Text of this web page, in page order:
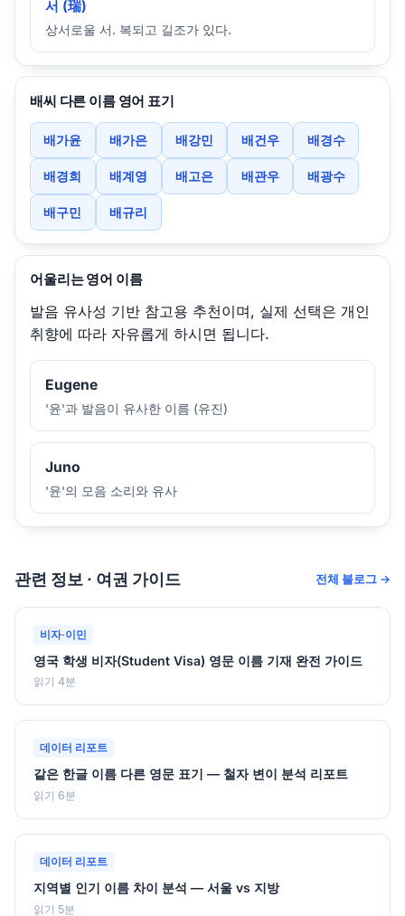
서 (瑞)
상서로울 서. 복되고 길조가 있다.
배씨 다른 이름 영어 표기
배가윤 배가은 배강민 배건우 배경수
배경희 배계영 배고은 배관우 배광수
배구민 배규리
어울리는 영어 이름
발음 유사성 기반 참고용 추천이며, 실제 선택은 개인
취향에 따라 자유롭게 하시면 됩니다.
Eugene
'윤'과 발음이 유사한 이름 (유진)
Juno
'윤'의 모음 소리와 유사
관련 정보 · 여권 가이드 전체 블로그 →
비자·이민
영국 학생 비자(Student Visa) 영문 이름 기재 완전 가이드
읽기 4분
데이터 리포트
같은 한글 이름 다른 영문 표기 — 철자 변이 분석 리포트
읽기 6분
데이터 리포트
지역별 인기 이름 차이 분석 — 서울 vs 지방
읽기 5분